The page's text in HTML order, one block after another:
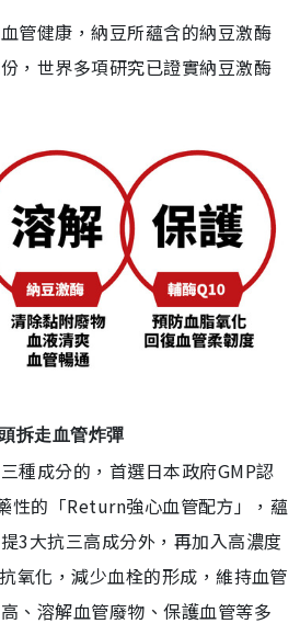
管健康，納豆所蘊含的納豆激酶
，世界多項研究已證實納豆激酶
拆走血管炸彈
種成分的，首選日本政府GMP認
性的「Return強心血管配方」，蘊
3大抗三高成分外，再加入高濃度
氧化，減少血栓的形成，維持血管
、溶解血管廢物、保護血管等多